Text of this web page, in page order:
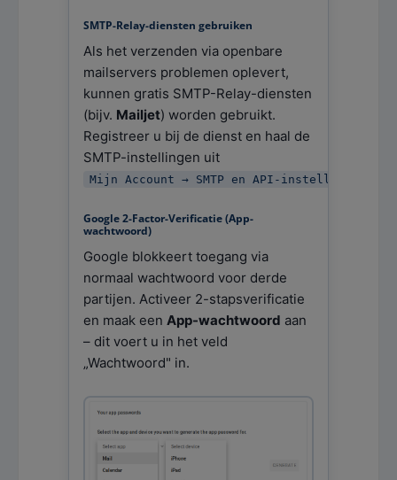
SMTP-Relay-diensten gebruiken
Als het verzenden via openbare
mailservers problemen oplevert,
kunnen gratis SMTP-Relay-diensten
(bijv. Mailjet) worden gebruikt.
Registreer u bij de dienst en haal de
SMTP-instellingen uit
Mijn Account → SMTP en API-instellingen
Google 2-Factor-Verificatie (App-
wachtwoord)
Google blokkeert toegang via
normaal wachtwoord voor derde
partijen. Activeer 2-stapsverificatie
en maak een App-wachtwoord aan
– dit voert u in het veld
„Wachtwoord" in.